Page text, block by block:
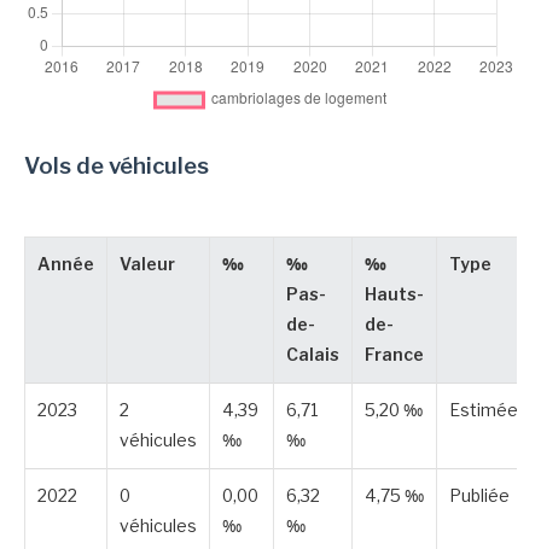
Vols de véhicules
Année Valeur ‰
‰
Pas-
de-
Calais
‰
Hauts-
de-
France
Type
2023
2
véhicules
4,39
‰
6,71
‰
5,20 ‰ Estimée
2022
0
véhicules
0,00
‰
6,32
‰
4,75 ‰ Publiée